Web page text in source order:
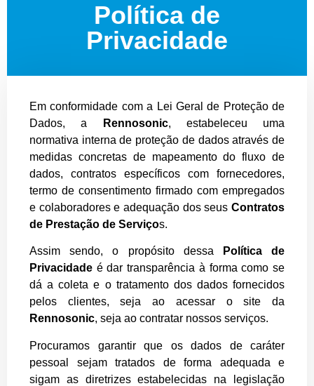
Política de
Privacidade
Em conformidade com a Lei Geral de Proteção de
Dados, a
Rennosonic, estabeleceu uma
normativa interna de proteção de dados através de
medidas concretas de mapeamento do fluxo de
dados, contratos específicos com fornecedores,
termo de consentimento firmado com empregados
e colaboradores e adequação dos seus Contratos
de Prestação de Serviços.
Assim sendo, o propósito dessa
Política de
Privacidade é dar transparência à forma como se
dá a coleta e o tratamento dos dados fornecidos
pelos clientes, seja ao acessar o site da
Rennosonic, seja ao contratar nossos serviços.
Procuramos garantir que os dados de caráter
pessoal sejam tratados de forma adequada e
sigam as diretrizes estabelecidas na legislação